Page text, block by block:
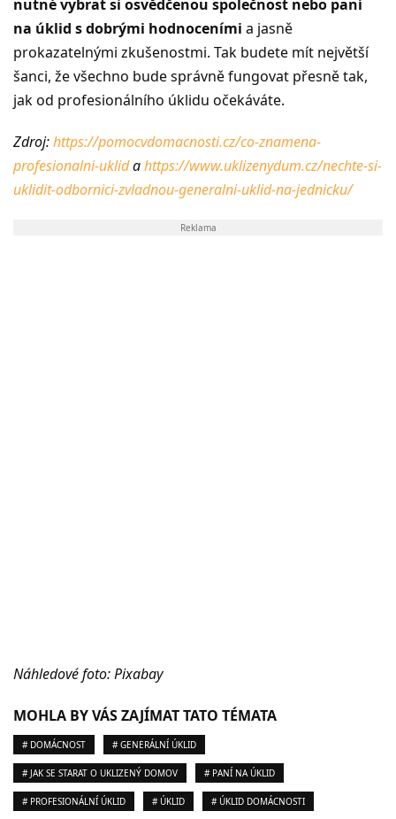
nutné vybrat si osvědčenou společnost nebo paní
na úklid s dobrými hodnoceními a jasně
prokazatelnými zkušenostmi. Tak budete mít největší
šanci, že všechno bude správně fungovat přesně tak,
jak od profesionálního úklidu očekáváte.
Zdroj:https://pomocvdomacnosti.cz/co-znamena-
profesionalni-uklidahttps://www.uklizenydum.cz/nechte-si-
uklidit-odbornici-zvladnou-generalni-uklid-na-jednicku/
Reklama
Náhledové foto: Pixabay
MOHLA BY VÁS ZAJÍMAT TATO TÉMATA
# DOMÁCNOST # GENERÁLNÍ ÚKLID
# JAK SE STARAT O UKLIZENÝ DOMOV # PANÍ NA ÚKLID
# PROFESIONÁLNÍ ÚKLID # ÚKLID # ÚKLID DOMÁCNOSTI